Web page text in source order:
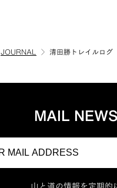
JOURNAL 清田勝トレイルログ
MAIL NEWS
山と道の情報を定期的